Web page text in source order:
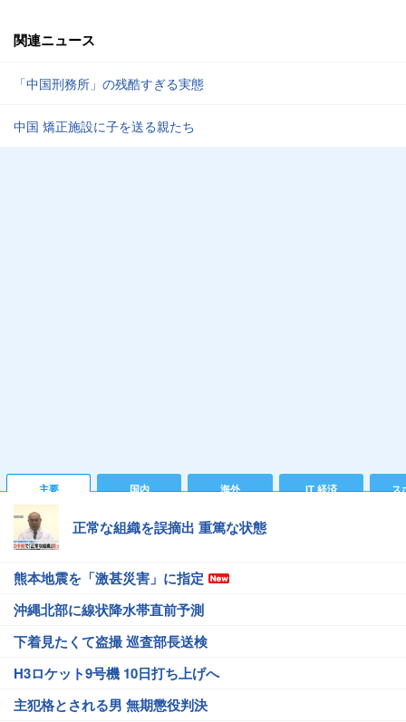
関連ニュース
「中国刑務所」の残酷すぎる実態
中国 矯正施設に子を送る親たち
主要 国内 海外 IT 経済 ス
正常な組織を誤摘出 重篤な状態
熊本地震を「激甚災害」に指定
沖縄北部に線状降水帯直前予測
下着見たくて盗撮 巡査部長送検
H3ロケット9号機 10日打ち上げへ
主犯格とされる男 無期懲役判決